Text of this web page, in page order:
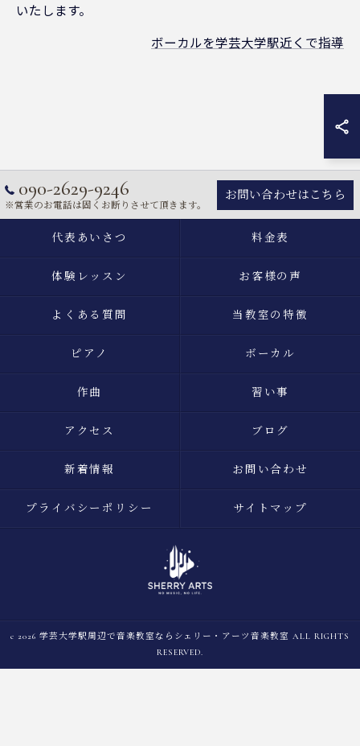
いたします。
ボーカルを学芸大学駅近くで指導
090-2629-9246
※営業のお電話は固くお断りさせて頂きます。
お問い合わせはこちら
代表あいさつ 料金表
体験レッスン お客様の声
よくある質問 当教室の特徴
ピアノ ボーカル
作曲 習い事
アクセス ブログ
新着情報 お問い合わせ
プライバシーポリシー サイトマップ
c 2026 学芸大学駅周辺で音楽教室ならシェリー・アーツ音楽教室 ALL RIGHTS
RESERVED.